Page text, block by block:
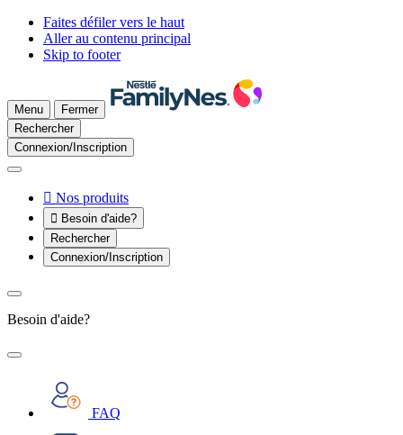
Faites défiler vers le haut
Aller au contenu principal
Skip to footer
Menu
Fermer
Rechercher
Connexion/Inscription
 Nos produits
 Besoin d'aide?
Rechercher
Connexion/Inscription
Besoin d'aide?
FAQ